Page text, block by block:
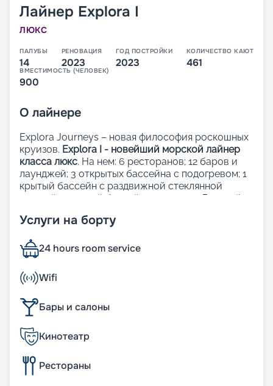
Лайнер Explora I
ЛЮКС
ПАЛУБЫ
14
РЕНОВАЦИЯ
2023
ГОД ПОСТРОЙКИ
2023
КОЛИЧЕСТВО КАЮТ
461
ВМЕСТИМОСТЬ (ЧЕЛОВЕК)
900
О лайнере
Explora Journeys – новая философия роскошных
круизов. Explora I - новейший морской лайнер
класса люкс. На нем: 6 ресторанов; 12 баров и
лаунджей; 3 открытых бассейна с подогревом; 1
крытый бассейн с раздвижной стеклянной
крышей; 1 крытый бассейн; 5 джакузи; Детский
Школа кулинарного мастерства;
Прачечная; Медицинский центр.
Рестораны, бары и лаунджи:
Кулинарные шедевры на борту Explora Journeys
объединяют лучшие традиции мировой
гастрономии, придавая каждому завтраку, обеду
и ужину уникальность и изящество. Независимо
от того, где вы решите пообедать — в одном из
элегантных ресторанов, у бассейна или на
собственной террасе — атмосфера спокойствия
Услуги на борту
24 hours room service
Wifi
Бары и салоны
Кинотеатр
Рестораны